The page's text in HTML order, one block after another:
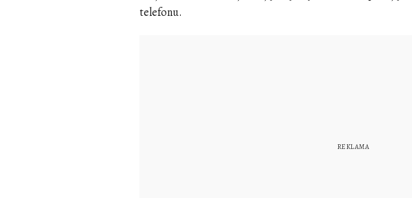
telefonu.